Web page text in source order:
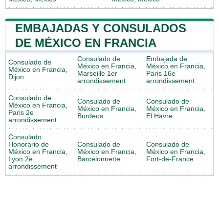
EMBAJADAS Y CONSULADOS
DE MÉXICO EN FRANCIA
Consulado de
México en Francia,
Dijon
Consulado de
México en Francia,
Marseille 1er
arrondissement
Embajada de
México en Francia,
Paris 16e
arrondissement
Consulado de
México en Francia,
Paris 2e
arrondissement
Consulado de
México en Francia,
Burdeos
Consulado de
México en Francia,
El Havre
Consulado
Honorario de
México en Francia,
Lyon 2e
arrondissement
Consulado de
México en Francia,
Barcelonnette
Consulado de
México en Francia,
Fort-de-France